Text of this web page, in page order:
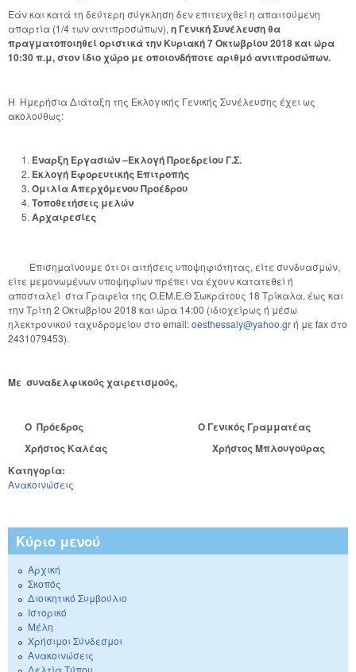
Εάν και κατά τη δεύτερη σύγκληση δεν επιτευχθεί η απαιτούμενη
απαρτία (1/4 των αντιπροσώπων), η Γενική Συνέλευση θα
πραγματοποιηθεί οριστικά την Κυριακή 7 Οκτωβρίου 2018 και ώρα
10:30π.μ, στον ίδιο χώρο με οποιονδήποτε αριθμό αντιπροσώπων.
Η Ημερήσια Διάταξη της Εκλογικής Γενικής Συνέλευσης έχει ως
ακολούθως:
Έναρξη Εργασιών –Εκλογή Προεδρείου Γ.Σ.
Εκλογή Εφορευτικής Επιτροπής
Ομιλία Απερχόμενου Προέδρου
Τοποθετήσεις μελών
Αρχαιρεσίες
Επισημαίνουμε ότι οι αιτήσεις υποψηφιότητας, είτε συνδυασμών,
είτε μεμονωμένων υποψηφίων πρέπει να έχουν κατατεθεί ή
αποσταλεί στα Γραφεία της Ο.ΕΜ.Ε.Θ Σωκράτους 18 Τρίκαλα, έως και
την Τρίτη 2 Οκτωβρίου 2018 και ώρα 14:00 (ιδιοχείρως ή μέσω
ηλεκτρονικού ταχυδρομείου στο email:oesthessaly@yahoo.grή με fax στο
2431079453).
Με συναδελφικούς χαιρετισμούς,
Ο Πρόεδρος Ο Γενικός Γραμματέας
Χρήστος Καλέας Χρήστος Μπλουγούρας
Κατηγορία:
Ανακοινώσεις
Κύριο μενού
Αρχική
Σκοπός
Διοικητικό Συμβούλιο
Ιστορικό
Μέλη
Χρήσιμοι Σύνδεσμοι
Ανακοινώσεις